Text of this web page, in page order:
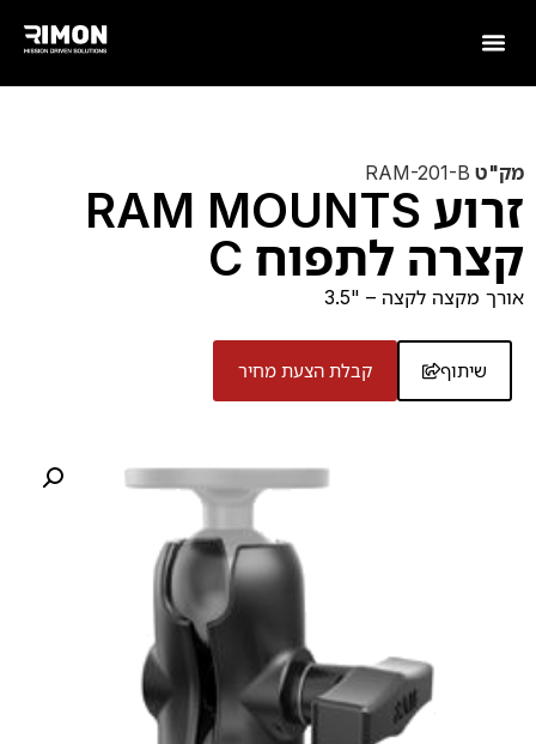
מק"ט RAM-201-B
זרוע RAM MOUNTS
קצרה לתפוח C
אורך מקצה לקצה – "3.5
שיתוף קבלת הצעת מחיר